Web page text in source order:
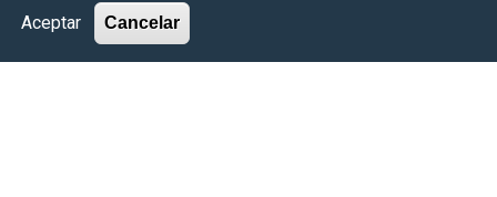
Acreditación Institucional de Alta Calidad.
Resolución del MEN n.° 008910 de 2023,
Comunícate con
nosotros
Aceptar Cancelar